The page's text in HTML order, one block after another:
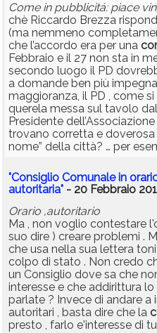
Come in pubblicitá: piace
chè Riccardo Brezza
(ma nemmeno
che l’accordo era per una
Febbraio e il 27 non sta in
secondo luogo il PD
a domande ben più
maggioranza, il PD , come
querela messa sul tavolo
Presidente
trovano corretta e
nome” della città? … per
"Consiglio Comunale in
autoritaria" - 20 Febbraio
Orario ,autoritario
Ma , non voglio contestare
suo dire ) creare problemi .
che usa nella sua lettera
colpo di stato . Non credo
un Consiglio dove sa che
interesse e che addirittura
parlate ? Invece di andare
autoritari , basta dire che la
presto , farlo e'interesse di